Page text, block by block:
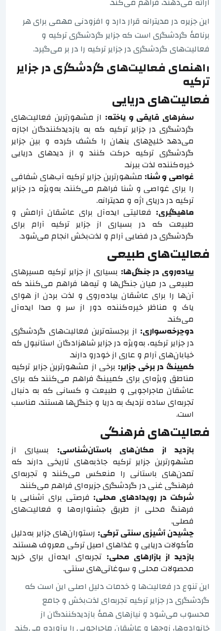
این جزیره در مدیترانه قرار دارد و افزودنی مهمی برای هر
برنامهٔ گردشگری است که جزایر گردشگری ترکیه و
فعالیت‌های گردشگری در جزایر ترکیه را در بر می‌گیرد.
راهنمای فعالیت‌های گردشگری در جزایر
ترکیه
فعالیت‌های دریایی
سفرهای قایقی و یاخته: از مشهورترین فعالیت‌های
گردشگری در جزایر ترکیه که به بازدیدکنندگان اجازه
می‌دهد خلیج‌های پنهان را کشف کرده و بین جزایر
گردشگری ترکیه حرکت کنند و از دیدهای دریایی
خیره‌کننده لذت ببرند.
غواصی و شنا: مشهورترین جزایر ترکیه آب‌های شفافی
را برای غواصی و شنا فراهم می‌کنند، به‌ویژه در جزایر
ترکیه در دریای اژه و مدیترانه.
ماهیگیری: فعالیتی ایده‌آل برای عاشقان آرامش و
طبیعت که در بسیاری از جزایر ترکیه آرام برای
گردشگری در فضایی آرام و لذت‌بخش انجام می‌شود.
فعالیت‌های طبیعی
پیاده‌روی در جنگل‌ها: بسیاری از جزایر ترکیه مسیرهای
طبیعی در میان جنگل‌ها و تپه‌ها فراهم می‌کنند که
آن‌ها را برای عاشقان پیاده‌روی و لذت بردن از هوای
پاک و مناظر خیره‌کننده دور از سر و صدا ایده‌آل
می‌کند.
دوچرخه‌سواری: از برجسته‌ترین فعالیت‌های گردشگری
در جزایر ترکیه، به‌ویژه در جزایر شاهزادگان استانبول که
خیابان‌های آرام و عاری از خودرو دارند.
کمپینگ در برخی جزایر: برخی از مشهورترین جزایر ترکیه
مناطق ویژه‌ای برای کمپینگ فراهم می‌کنند که برای
عاشقان ماجراجویی و طبیعت و کسانی که به دنبال
تجربه‌ای ساده نزدیک به دریا و جنگل‌ها هستند، مناسب
است.
فعالیت‌های فرهنگی
بازدید از مکان‌های باستان‌شناسی: بسیاری از
مشهورترین جزایر ترکیه جاذبه‌های تاریخی دارند که
تمدن‌های باستانی را منعکس می‌کنند و تجربه‌ای
فرهنگی غنی در گردشگری جزیره‌ای فراهم می‌کنند.
شرکت در رویدادهای محلی: فرصتی برای آشنایی با
فرهنگ محلی از طریق جشنواره‌ها و فعالیت‌های
فصلی.
چشیدن آشپزی سنتی ترکی: رستوران‌های جزایر به‌دلیل
مأکولات دریایی و غذاهای اصیل ترکی معروف هستند.
بازدید از بازارهای محلی: تجربه‌ای ایده‌آل برای خرید
محصولات محلی و سوغاتی‌های سنتی.
این تنوع در فعالیت‌ها و خدمات دلیل اصلی این است که
گردشگری در جزایر ترکیه تجربه‌ای لذت‌بخش و جامع
محسوب می‌شود و نیازهای همهٔ بازدیدکنندگان از
خانواده‌ها، زوج‌ها و عاشقان ماجراجویی را برآورده می‌کند.